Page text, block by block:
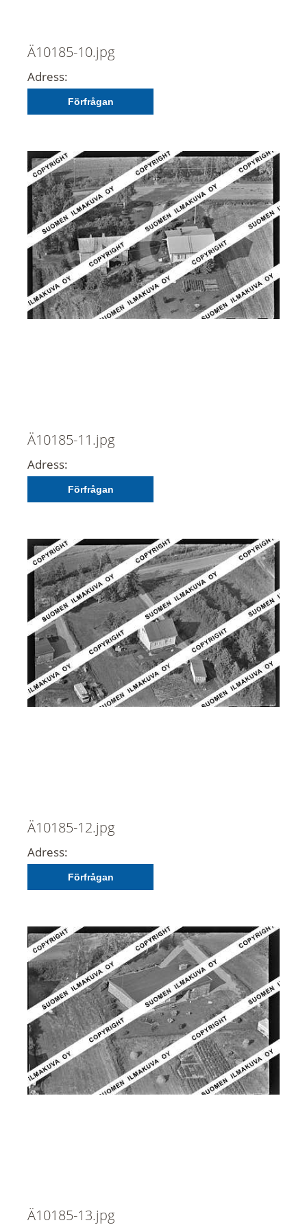
Ä10185-10.jpg
Adress:
Förfrågan
Ä10185-11.jpg
Adress:
Förfrågan
Ä10185-12.jpg
Adress:
Förfrågan
Ä10185-13.jpg